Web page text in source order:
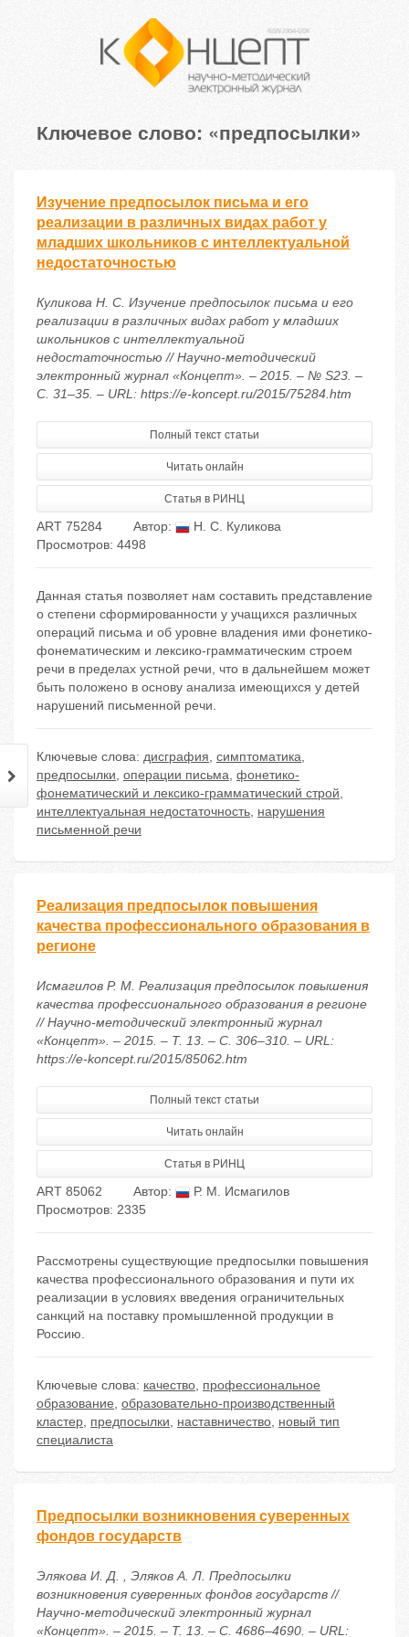
Ключевое слово: «предпосылки»
Изучение предпосылок письма и его
реализации в различных видах работ у
младших школьников с интеллектуальной
недостаточностью
Куликова Н. С. Изучение предпосылок письма и его
реализации в различных видах работ у младших
школьников с интеллектуальной
недостаточностью // Научно-методический
электронный журнал «Концепт». – 2015. – № S23. –
С. 31–35. – URL: https://e-koncept.ru/2015/75284.htm
Полный текст статьи
Читать онлайн
Статья в РИНЦ
ART 75284 Автор:
Н. С. Куликова
Просмотров: 4498
Данная статья позволяет нам составить представление
о степени сформированности у учащихся различных
операций письма и об уровне владения ими фонетико-
фонематическим и лексико-грамматическим строем
речи в пределах устной речи, что в дальнейшем может
быть положено в основу анализа имеющихся у детей
нарушений письменной речи.
Ключевые слова: дисграфия, симптоматика,
предпосылки, операции письма, фонетико-
фонематический и лексико-грамматический строй,
интеллектуальная недостаточность, нарушения
письменной речи
Реализация предпосылок повышения
качества профессионального образования в
регионе
Исмагилов Р. М. Реализация предпосылок повышения
качества профессионального образования в регионе
// Научно-методический электронный журнал
«Концепт». – 2015. – Т. 13. – С. 306–310. – URL:
https://e-koncept.ru/2015/85062.htm
Полный текст статьи
Читать онлайн
Статья в РИНЦ
ART 85062 Автор:
Р. М. Исмагилов
Просмотров: 2335
Рассмотрены существующие предпосылки повышения
качества профессионального образования и пути их
реализации в условиях введения ограничительных
санкций на поставку промышленной продукции в
Россию.
Ключевые слова: качество, профессиональное
образование, образовательно-производственный
кластер, предпосылки, наставничество, новый тип
специалиста
Предпосылки возникновения суверенных
фондов государств
Элякова И. Д. , Эляков А. Л. Предпосылки
возникновения суверенных фондов государств //
Научно-методический электронный журнал
«Концепт». – 2015. – Т. 13. – С. 4686–4690. – URL: